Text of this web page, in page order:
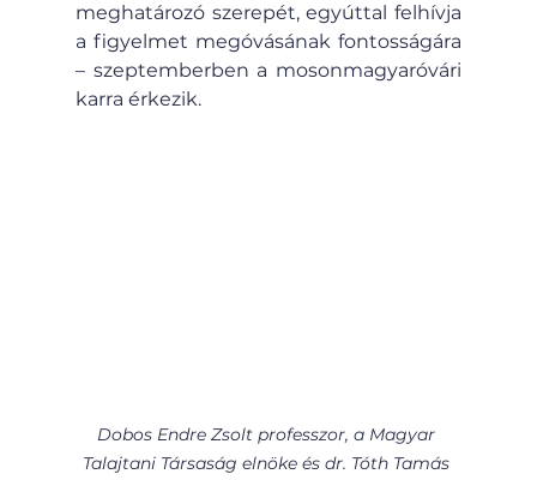
meghatározó szerepét, egyúttal felhívja
a figyelmet megóvásának fontosságára
– szeptemberben a mosonmagyaróvári
karra érkezik.
Dobos Endre Zsolt professzor, a Magyar
Talajtani Társaság elnöke és dr. Tóth Tamás